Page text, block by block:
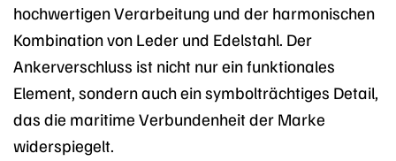
hochwertigen Verarbeitung und der harmonischen
Kombination von Leder und Edelstahl. Der
Ankerverschluss ist nicht nur ein funktionales
Element, sondern auch ein symbolträchtiges Detail,
das die maritime Verbundenheit der Marke
widerspiegelt.